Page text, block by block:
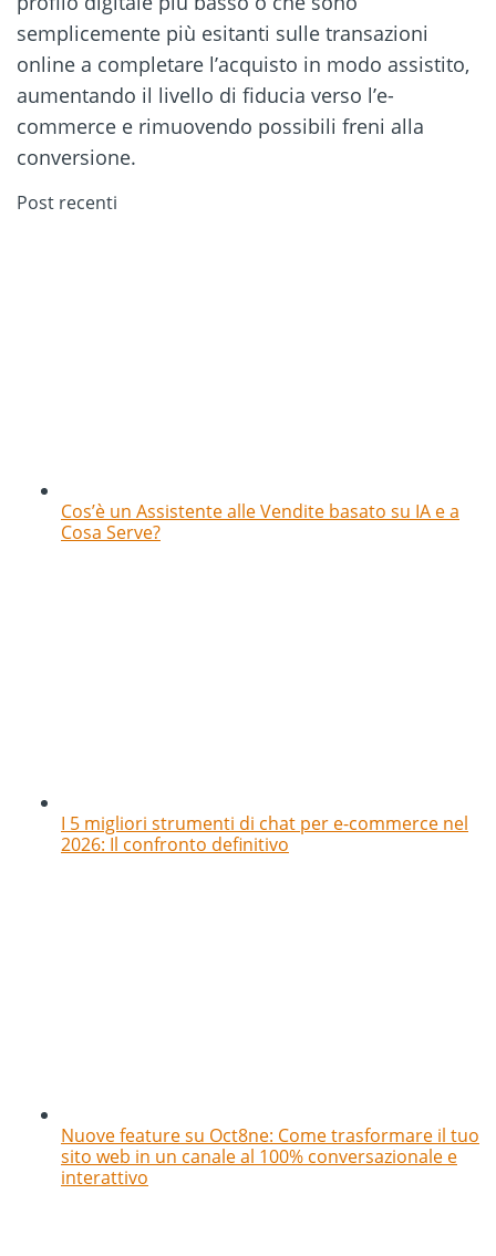
semplicemente più esitanti sulle transazioni
online a completare l’acquisto in modo assistito,
aumentando il livello di fiducia verso l’e-
commerce e rimuovendo possibili freni alla
conversione.
Post recenti
Cos’è un Assistente alle Vendite basato su IA e a
Cosa Serve?
I 5 migliori strumenti di chat per e-commerce nel
2026: Il confronto definitivo
Nuove feature su Oct8ne: Come trasformare il tuo
sito web in un canale al 100% conversazionale e
interattivo